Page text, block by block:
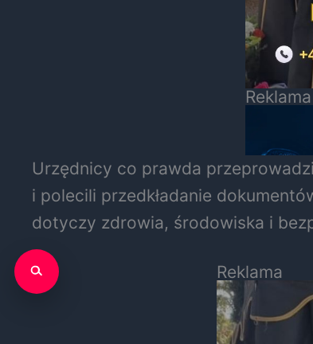
Reklama
Urzędnicy co prawda
i polecili przedkładanie
dotyczy zdrowia, środowiska i
Reklama